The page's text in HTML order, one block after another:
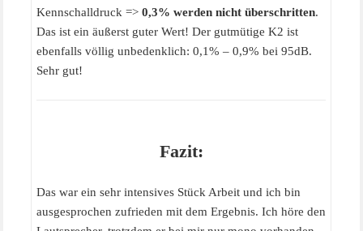
Kennschalldruck =>0,3% werden nicht überschritten.
Das ist ein äußerst guter Wert! Der gutmütige K2 ist
ebenfalls völlig unbedenklich: 0,1% – 0,9% bei 95dB.
Sehr gut!
Fazit:
Das war ein sehr intensives Stück Arbeit und ich bin
ausgesprochen zufrieden mit dem Ergebnis. Ich höre den